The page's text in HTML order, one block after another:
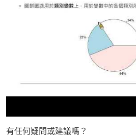
有任何疑問或建議嗎？